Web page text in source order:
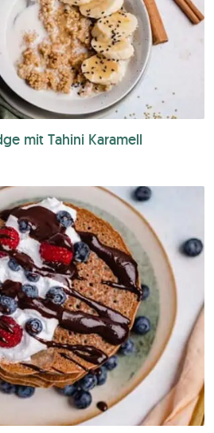
mit Tahini Karamell